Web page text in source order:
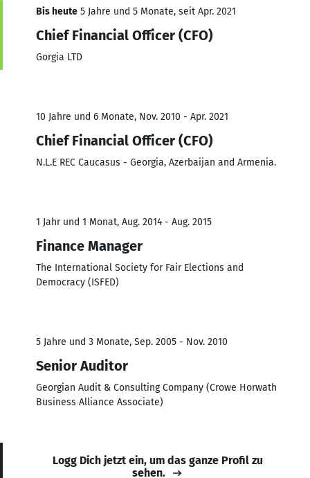
Bis heute 5 Jahre und 5 Monate, seit Apr. 2021
Chief Financial Officer (CFO)
Gorgia LTD
10 Jahre und 6 Monate, Nov. 2010 - Apr. 2021
Chief Financial Officer (CFO)
N.L.E REC Caucasus - Georgia, Azerbaijan and Armenia.
1 Jahr und 1 Monat, Aug. 2014 - Aug. 2015
Finance Manager
The International Society for Fair Elections and
Democracy (ISFED)
5 Jahre und 3 Monate, Sep. 2005 - Nov. 2010
Senior Auditor
Georgian Audit & Consulting Company (Crowe Horwath
Business Alliance Associate)
Logg Dich jetzt ein, um das ganze Profil zu
sehen.